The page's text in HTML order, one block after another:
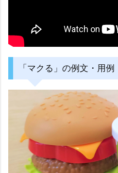
「マクる」の例文・用例